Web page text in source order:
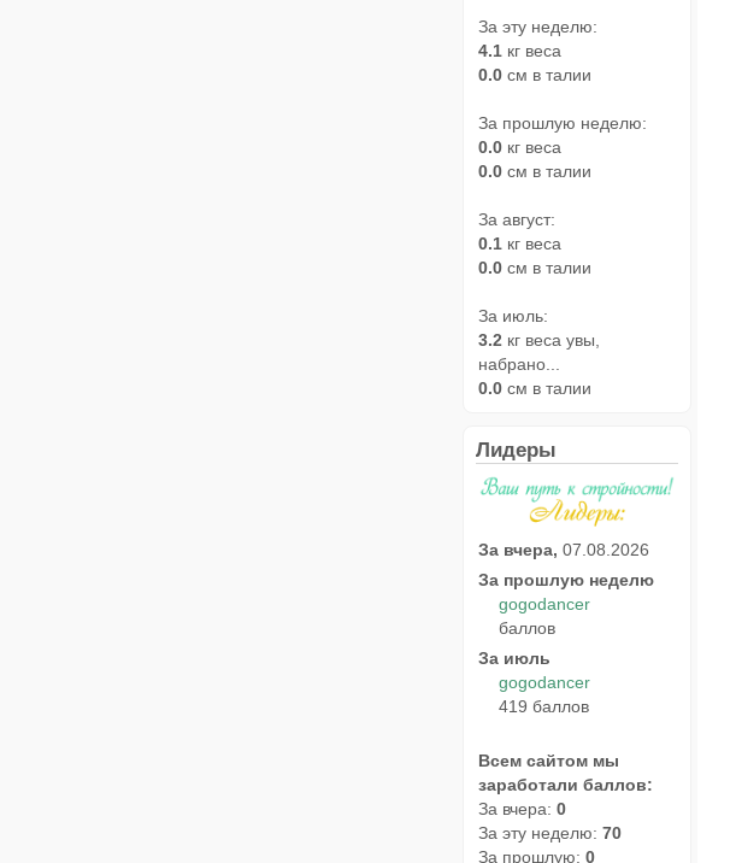
За эту неделю:
4.1 кг веса
0.0 см в талии
За прошлую неделю:
0.0 кг веса
0.0 см в талии
За август:
0.1 кг веса
0.0 см в талии
За июль:
3.2 кг веса увы,
набрано...
0.0 см в талии
Лидеры
За вчера, 07.08.2026
За прошлую неделю
gogodancer
баллов
За июль
gogodancer
419 баллов
Всем сайтом мы
заработали баллов:
За вчера: 0
За эту неделю: 70
За прошлую: 0